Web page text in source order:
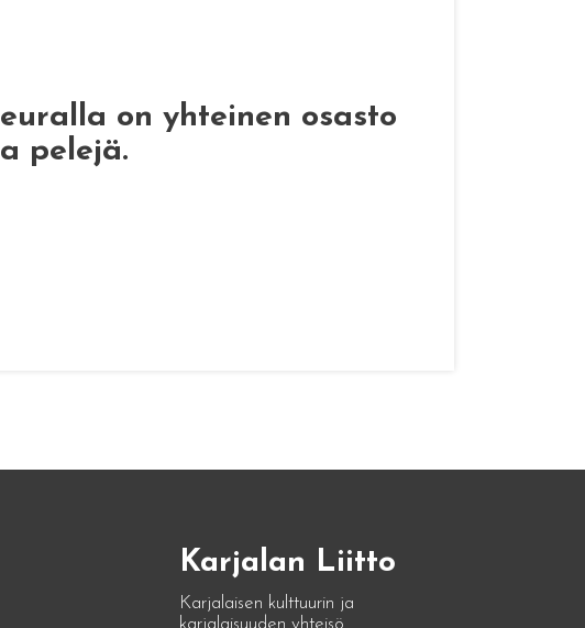
on yhteinen osasto
pelejä.
Karjalan Liitto
Karjalaisen kulttuurin ja